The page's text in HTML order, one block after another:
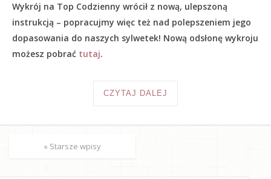
Wykrój na Top Codzienny wrócił z nową, ulepszoną
instrukcją – popracujmy więc też nad polepszeniem jego
dopasowania do naszych sylwetek! Nową odsłonę wykroju
możesz pobrać tutaj.
CZYTAJ DALEJ
« Starsze wpisy